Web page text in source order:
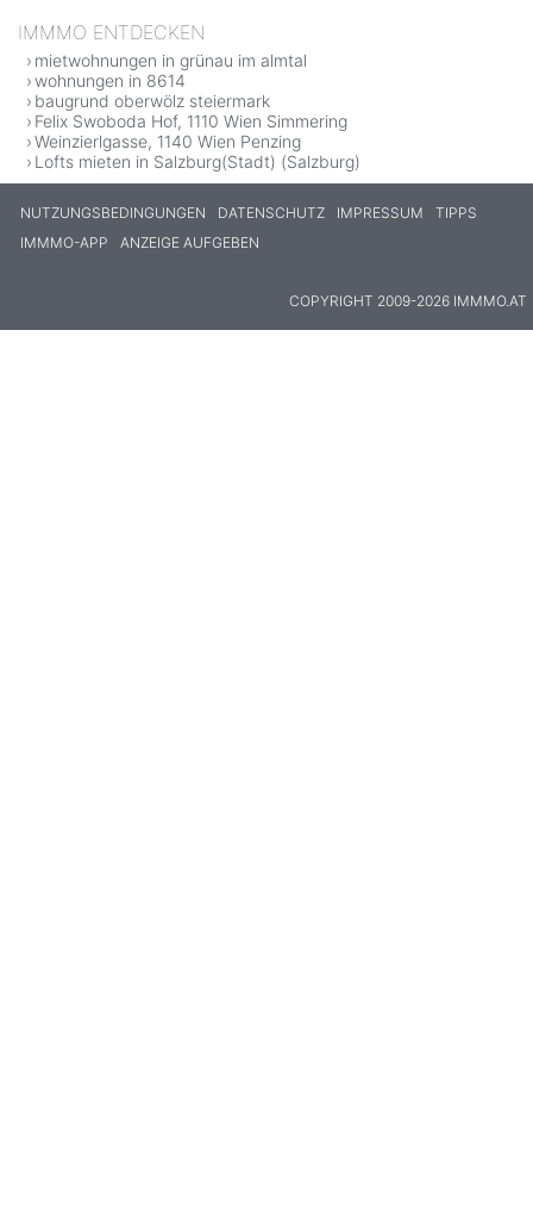
IMMMO ENTDECKEN
mietwohnungen in grünau im almtal
wohnungen in 8614
baugrund oberwölz steiermark
Felix Swoboda Hof, 1110 Wien Simmering
Weinzierlgasse, 1140 Wien Penzing
Lofts mieten in Salzburg(Stadt) (Salzburg)
NUTZUNGSBEDINGUNGEN DATENSCHUTZ IMPRESSUM
TIPPS
IMMMO-APP
ANZEIGE AUFGEBEN
COPYRIGHT 2009-2026 IMMMO.AT